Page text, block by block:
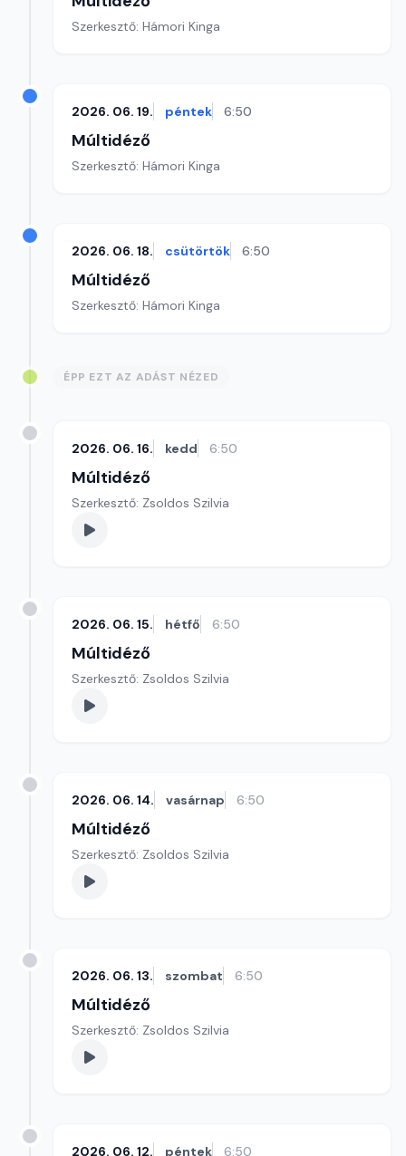
Szerkesztő: Hámori Kinga
2026. 06. 19. péntek 6:50
Múltidéző
Szerkesztő: Hámori Kinga
2026. 06. 18. csütörtök 6:50
Múltidéző
Szerkesztő: Hámori Kinga
ÉPP EZT AZ ADÁST NÉZED
2026. 06. 16. kedd 6:50
Múltidéző
Szerkesztő: Zsoldos Szilvia
2026. 06. 15. hétfő 6:50
Múltidéző
Szerkesztő: Zsoldos Szilvia
2026. 06. 14. vasárnap 6:50
Múltidéző
Szerkesztő: Zsoldos Szilvia
2026. 06. 13. szombat 6:50
Múltidéző
Szerkesztő: Zsoldos Szilvia
2026. 06. 12. péntek 6:50